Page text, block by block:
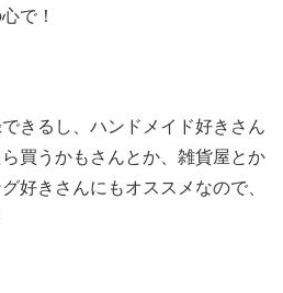
で！
きるし、ハンドメイド好きさん
買うかもさんとか、雑貨屋とか
好きさんにもオススメなので、